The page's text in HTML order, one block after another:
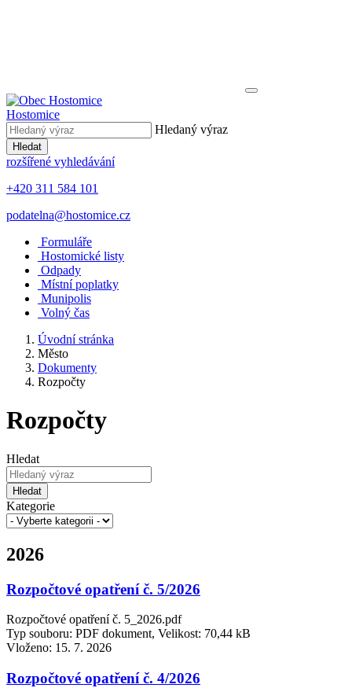
Hostomice
Hledaný výraz
Hledat
rozšířené vyhledávání
+420 311 584 101
podatelna@hostomice.cz
Formuláře
Hostomické listy
Odpady
Místní poplatky
Munipolis
Volný čas
Úvodní stránka
Město
Dokumenty
Rozpočty
Rozpočty
Hledat
Hledat
Kategorie
2026
Rozpočtové opatření č. 5/2026
Rozpočtové opatření č. 5_2026.pdf
Typ souboru: PDF dokument, Velikost: 70,44 kB
Vloženo: 15. 7. 2026
Rozpočtové opatření č. 4/2026